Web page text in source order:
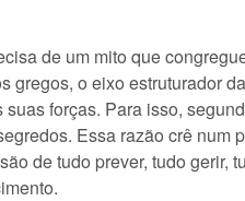
de um mito que
gregos, o eixo estruturador
forças. Para isso,
Essa razão crê
de tudo prever, tudo